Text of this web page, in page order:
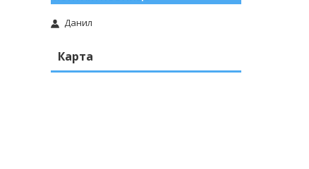
Данил
Карта